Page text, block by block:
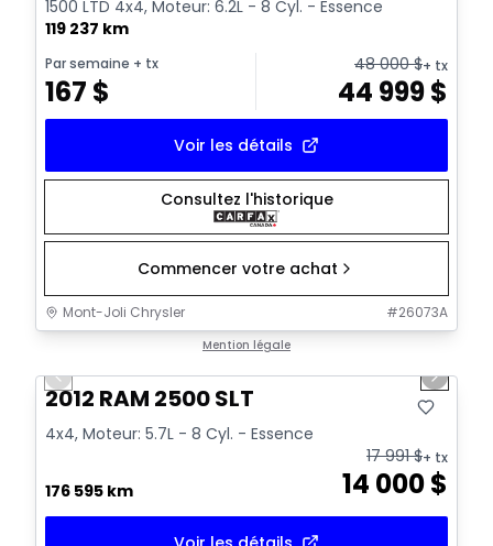
1500 LTD 4x4, Moteur: 6.2L - 8 Cyl. - Essence
119 237 km
Par semaine + tx
167 $
48 000$+ tx
44 999$
Voir les détails
Consultez l'historique
Commencer votre achat
Mont-Joli Chrysler #26073A
Mention légale
Vidéo disponible
Previous slide Next
2012 RAM 2500 SLT
4x4, Moteur: 5.7L - 8 Cyl. - Essence
176 595 km 14 000$
17 991$+ tx